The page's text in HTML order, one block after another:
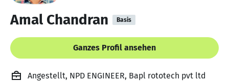
Amal Chandran Basis
Ganzes Profil ansehen
Angestellt, NPD ENGINEER, Bapl rototech pvt ltd